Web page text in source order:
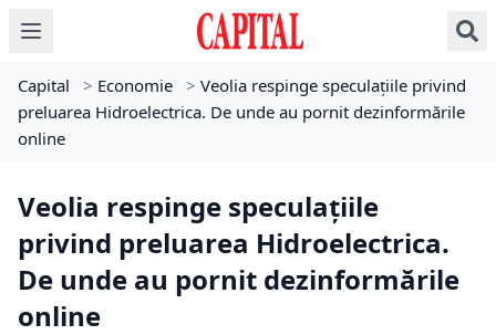
Capital > Economie > Veolia respinge speculațiile privind
preluarea Hidroelectrica. De unde au pornit dezinformările
online
Veolia respinge speculațiile
privind preluarea Hidroelectrica.
De unde au pornit dezinformările
online